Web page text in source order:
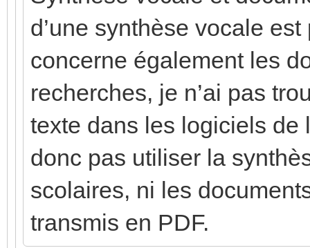
d’une synthèse vocale
concerne également les
recherches, je n’ai pas
texte dans les logiciels de
donc pas utiliser la
scolaires, ni les
transmis en PDF.